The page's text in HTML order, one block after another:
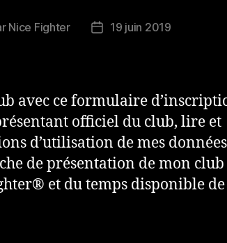
Nice Fighter
Date19 juin 2019
avec ce formulaire
officiel du club, lire et
d’utilisation de mes
de présentation de mon
et du temps disponible